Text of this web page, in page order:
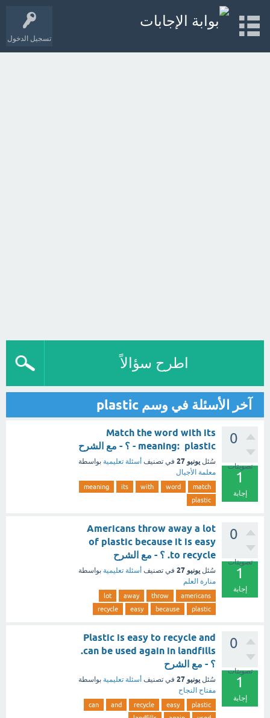
تسجيل الدخول
اطرح سؤالاً
آخر الأسئلة في وسم plastic
0
تصويتات
1
إجابة
Match the word with its
meaning: plastic - ؟ - مع الشرح
سُئل يونيو 27 في تصنيف أسئلة تعليمية بواسطة
معلمة الأجيال
match
word
with
its
meaning
plastic
0
تصويتات
1
إجابة
Americans throw away a lot
of plastic because it is easy
to recycle. ؟ - مع الشرح
سُئل يونيو 27 في تصنيف أسئلة تعليمية بواسطة
منارة العلم
americans
throw
away
lot
plastic
because
easy
recycle
0
تصويتات
1
إجابة
Plastic is easy to recycle and
can be used again in landfills.
؟ - مع الشرح
سُئل يونيو 27 في تصنيف أسئلة تعليمية بواسطة
مفتاح النجاح
plastic
easy
recycle
and
can